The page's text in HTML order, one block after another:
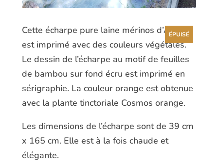
Cette écharpe pure laine mérinos d’Arles
est imprimé avec des couleurs végétales.
Le dessin de l’écharpe au motif de feuilles
de bambou sur fond écru est imprimé en
sérigraphie. La couleur orange est obtenue
avec la plante tinctoriale Cosmos orange.
Les dimensions de l’écharpe sont de 39 cm
x 165 cm. Elle est à la fois chaude et
élégante.
ÉPUISÉ